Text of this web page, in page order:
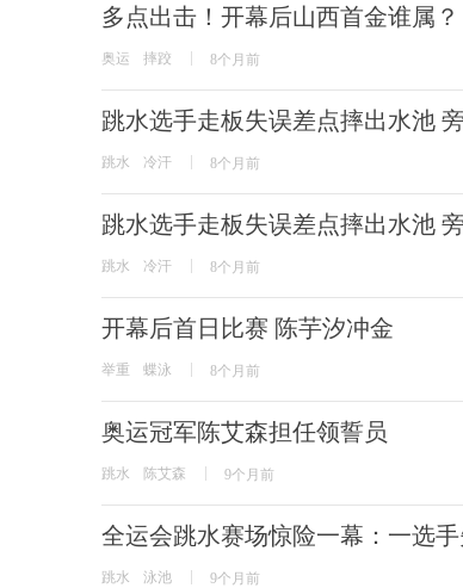
多点出击！开幕后山西首金谁属？
奥运 摔跤 8个月前
跳水选手走板失误差点摔出水池
跳水 冷汗 8个月前
跳水选手走板失误差点摔出水池
跳水 冷汗 8个月前
开幕后首日比赛 陈芋汐冲金
举重 蝶泳 8个月前
奥运冠军陈艾森担任领誓员
跳水 陈艾森 9个月前
全运会跳水赛场惊险一幕：一选手
跳水 泳池 9个月前